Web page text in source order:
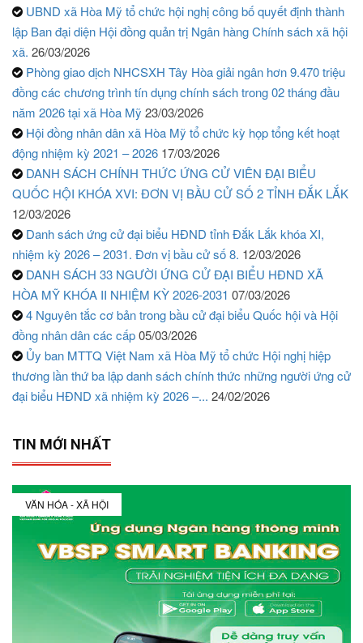
UBND xã Hòa Mỹ tổ chức hội nghị công bố quyết định thành
lập Ban đại diện Hội đồng quản trị Ngân hàng Chính sách xã hội
xã. 26/03/2026
Phòng giao dịch NHCSXH Tây Hòa giải ngân hơn 9.470 triệu
đồng các chương trình tín dụng chính sách trong 02 tháng đầu
năm 2026 tại xã Hòa Mỹ 23/03/2026
Hội đồng nhân dân xã Hòa Mỹ tổ chức kỳ họp tổng kết hoạt
động nhiệm kỳ 2021 – 2026 17/03/2026
DANH SÁCH CHÍNH THỨC ỨNG CỬ VIÊN ĐẠI BIỂU
QUỐC HỘI KHÓA XVI: ĐƠN VỊ BẦU CỬ SỐ 2 TỈNH ĐẮK LẮK
12/03/2026
Danh sách ứng cử đại biểu HĐND tỉnh Đắk Lắk khóa XI,
nhiệm kỳ 2026 – 2031. Đơn vị bầu cử số 8. 12/03/2026
DANH SÁCH 33 NGƯỜI ỨNG CỬ ĐẠI BIỂU HĐND XÃ
HÒA MỸ KHÓA II NHIỆM KỲ 2026-2031 07/03/2026
4 Nguyên tắc cơ bản trong bầu cử đại biểu Quốc hội và Hội
đồng nhân dân các cấp05/03/2026
Ủy ban MTTQ Việt Nam xã Hòa Mỹ tổ chức Hội nghị hiệp
thương lần thứ ba lập danh sách chính thức những người ứng cử
đại biểu HĐND xã nhiệm kỳ 2026 –... 24/02/2026
TIN MỚI NHẤT
VĂN HÓA - XÃ HỘI